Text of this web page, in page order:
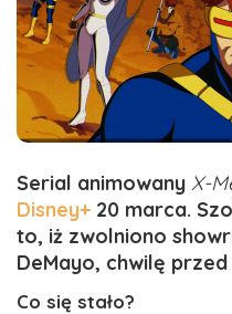
Serial animowany X-
Disney+ 20 marca.
to, iż zwolniono
DeMayo, chwilę
Co się stało?